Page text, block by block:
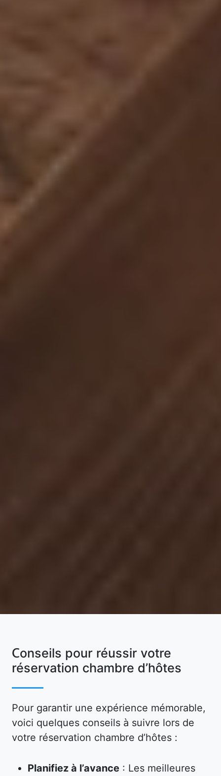
Conseils pour réussir votre
réservation chambre d’hôtes
Pour garantir une expérience mémorable,
voici quelques conseils à suivre lors de
votre réservation chambre d’hôtes :
Planifiez à l’avance : Les meilleures